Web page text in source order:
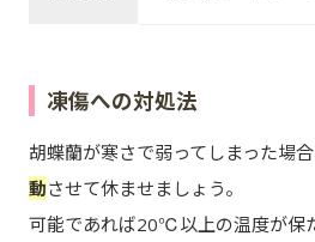
凍傷への対処法
胡蝶蘭が寒さで弱ってしまった場
動させて休ませましょう。
可能であれば20℃以上の温度が保